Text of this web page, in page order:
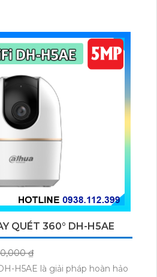
QUÉT 360° DH-H5AE
₫
H5AE là giải pháp hoàn hảo